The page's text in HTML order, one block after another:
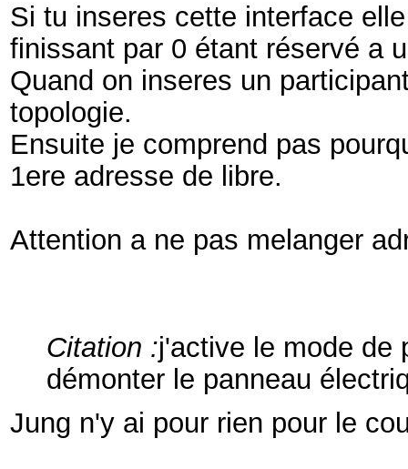
Si tu inseres cette interface
finissant par 0 étant réservé a
Quand on inseres un
topologie.
Ensuite je comprend pas
1ere adresse de libre.
Attention a ne pas melanger
Citation :j'active le mode de
démonter le panneau
Jung n'y ai pour rien pour le